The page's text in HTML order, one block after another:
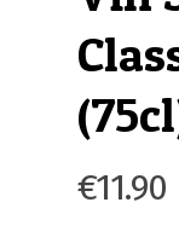
€11.90